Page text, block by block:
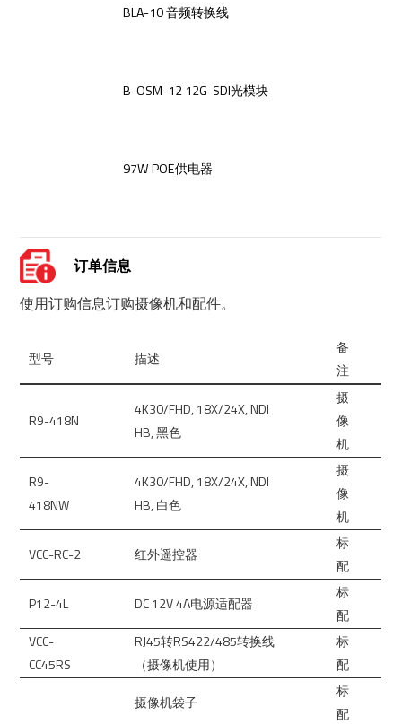
BLA-10 音频转换线
B-OSM-12 12G-SDI光模块
97W POE供电器
订单信息
使用订购信息订购摄像机和配件。
型号 描述
备
注
R9-418N
4K30/FHD, 18X/24X, NDI
HB, 黑色
摄
像
机
R9-
418NW
4K30/FHD, 18X/24X, NDI
HB, 白色
摄
像
机
VCC-RC-2
红外遥控器
标
配
P12-4L
DC 12V 4A电源适配器
标
配
VCC-
CC45RS
RJ45转RS422/485转换线
（摄像机使用）
标
配
摄像机袋子
标
配